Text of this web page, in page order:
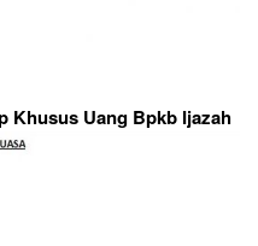
Khusus Uang Bpkb Ijazah